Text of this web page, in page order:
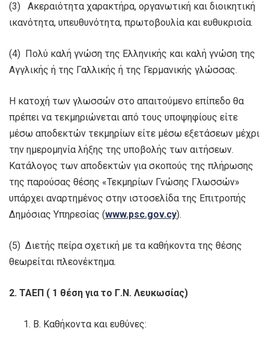
(3) Ακεραιότητα χαρακτήρα, οργανωτική και διοικητική
ικανότητα, υπευθυνότητα, πρωτοβουλία και ευθυκρισία.
(4) Πολύ καλή γνώση της Ελληνικής και καλή γνώση της
Αγγλικής ή της Γαλλικής ή της Γερμανικής γλώσσας.
Η κατοχή των γλωσσών στο απαιτούμενο επίπεδο θα
πρέπει να τεκμηριώνεται από τους υποψηφίους είτε
μέσω αποδεκτών τεκμηρίων είτε μέσω εξετάσεων μέχρι
την ημερομηνία λήξης της υποβολής των αιτήσεων.
Κατάλογος των αποδεκτών για σκοπούς της πλήρωσης
της παρούσας θέσης «Τεκμηρίων Γνώσης Γλωσσών»
υπάρχει αναρτημένος στην ιστοσελίδα της Επιτροπής
Δημόσιας Υπηρεσίας (www.psc.gov.cy).
(5) Διετής πείρα σχετική με τα καθήκοντα της θέσης
θεωρείται πλεονέκτημα.
2. ΤΑΕΠ ( 1 θέση για το Γ.Ν. Λευκωσίας)
Β. Καθήκοντα και ευθύνες: